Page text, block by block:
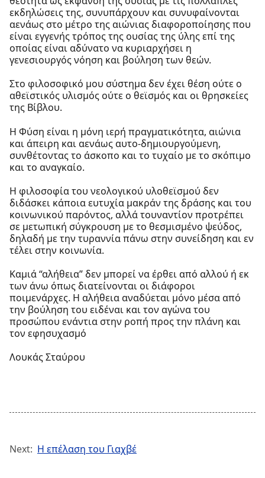
εκδηλώσεις της, συνυπάρχουν και συνυφαίνονται
αενάως στο μέτρο της αιώνιας διαφοροποίησης που
είναι εγγενής τρόπος της ουσίας της ύλης επί της
οποίας είναι αδύνατο να κυριαρχήσει η
γενεσιουργός νόηση και βούληση των θεών.
Στο φιλοσοφικό μου σύστημα δεν έχει θέση ούτε ο
αθεϊστικός υλισμός ούτε ο θεϊσμός και οι θρησκείες
της Βίβλου.
Η Φύση είναι η μόνη ιερή πραγματικότητα, αιώνια
και άπειρη και αενάως αυτο-δημιουργούμενη,
συνθέτοντας το άσκοπο και το τυχαίο με το σκόπιμο
και το αναγκαίο.
Η φιλοσοφία του νεολογικού υλοθεϊσμού δεν
διδάσκει κάποια ευτυχία μακράν της δράσης και του
κοινωνικού παρόντος, αλλά τουναντίον προτρέπει
σε μετωπική σύγκρουση με το θεσμισμένο ψεύδος,
δηλαδή με την τυραννία πάνω στην συνείδηση και εν
τέλει στην κοινωνία.
Καμιά “αλήθεια” δεν μπορεί να έρθει από αλλού ή εκ
των άνω όπως διατείνονται οι διάφοροι
ποιμενάρχες. Η αλήθεια αναδύεται μόνο μέσα από
την βούληση του ειδέναι και τον αγώνα του
προσώπου ενάντια στην ροπή προς την πλάνη και
τον εφησυχασμό
Λουκάς Σταύρου
Next: Η επέλαση του Γιαχβέ